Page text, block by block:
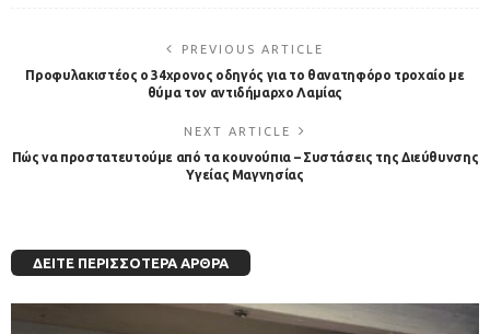
PREVIOUS ARTICLE
Προφυλακιστέος ο 34χρονος οδηγός για το θανατηφόρο τροχαίο με
θύμα τον αντιδήμαρχο Λαμίας
NEXT ARTICLE
Πώς να προστατευτούμε από τα κουνούπια – Συστάσεις της Διεύθυνσης
Υγείας Μαγνησίας
ΔΕΊΤΕ ΠΕΡΙΣΣΌΤΕΡΑ ΆΡΘΡΑ